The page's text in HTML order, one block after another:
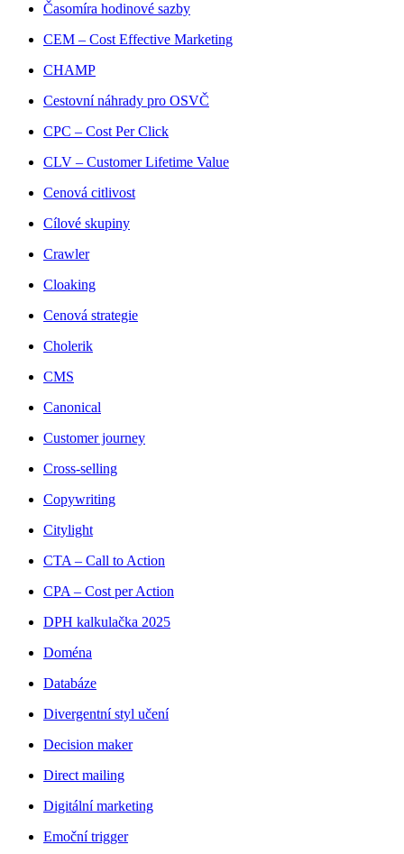
Časomíra hodinové sazby
CEM – Cost Effective Marketing
CHAMP
Cestovní náhrady pro OSVČ
CPC – Cost Per Click
CLV – Customer Lifetime Value
Cenová citlivost
Cílové skupiny
Crawler
Cloaking
Cenová strategie
Cholerik
CMS
Canonical
Customer journey
Cross-selling
Copywriting
Citylight
CTA – Call to Action
CPA – Cost per Action
DPH kalkulačka 2025
Doména
Databáze
Divergentní styl učení
Decision maker
Direct mailing
Digitální marketing
Emoční trigger